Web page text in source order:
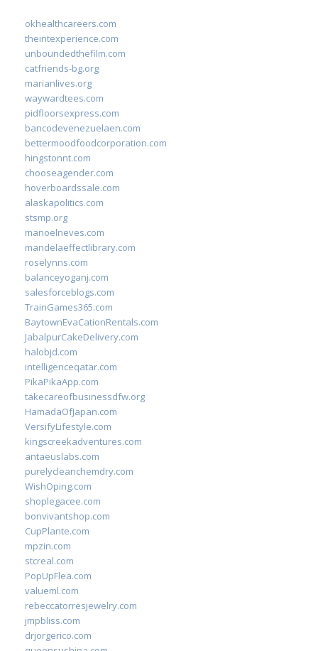
okhealthcareers.com
theintexperience.com
unboundedthefilm.com
catfriends-bg.org
marianlives.org
waywardtees.com
pidfloorsexpress.com
bancodevenezuelaen.com
bettermoodfoodcorporation.com
hingstonnt.com
chooseagender.com
hoverboardssale.com
alaskapolitics.com
stsmp.org
manoelneves.com
mandelaeffectlibrary.com
roselynns.com
balanceyoganj.com
salesforceblogs.com
TrainGames365.com
BaytownEvaCationRentals.com
JabalpurCakeDelivery.com
halobjd.com
intelligenceqatar.com
PikaPikaApp.com
takecareofbusinessdfw.org
HamadaOfJapan.com
VersifyLifestyle.com
kingscreekadventures.com
antaeuslabs.com
purelycleanchemdry.com
WishOping.com
shoplegacee.com
bonvivantshop.com
CupPlante.com
mpzin.com
stcreal.com
PopUpFlea.com
valueml.com
rebeccatorresjewelry.com
jmpbliss.com
drjorgerico.com